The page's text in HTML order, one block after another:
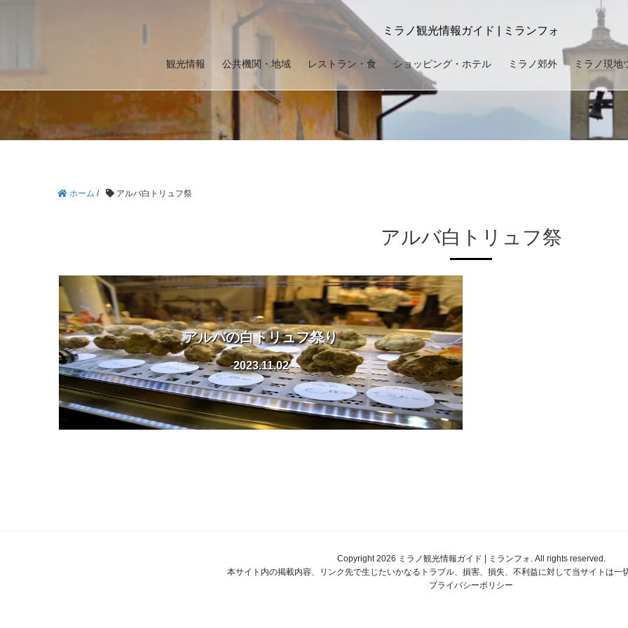
ミラノ観光情報ガイド | ミランフォ
観光情報 公共機関・地域 レストラン・食 ショッピング・ホテル ミラノ郊外 ミラノ現地
ホーム / アルバ白トリュフ祭
アルバ白トリュフ祭
アルバの白トリュフ祭り
2023.11.02
Copyright 2026 ミラノ観光情報ガイド | ミランフォ. All rights reserved.
本サイト内の掲載内容、リンク先で生じたいかなるトラブル、損害、損失、不利益に対して当サイトは一
プライバシーポリシー